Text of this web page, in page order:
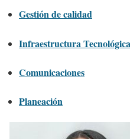
Gestión de calidad
Infraestructura Tecnológica
Comunicaciones
Planeación